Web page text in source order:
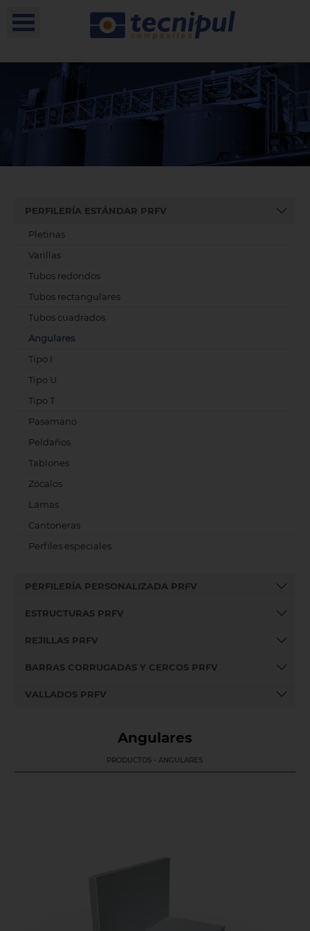
PERFILERÍA ESTÁNDAR PRFV
Pletinas
Varillas
Tubos redondos
Tubos rectangulares
Tubos cuadrados
Angulares
Tipo I
Tipo U
Tipo T
Pasamano
Peldaños
Tablones
Zócalos
Lamas
Cantoneras
Perfiles especiales
PERFILERÍA PERSONALIZADA PRFV
ESTRUCTURAS PRFV
REJILLAS PRFV
BARRAS CORRUGADAS Y CERCOS PRFV
VALLADOS PRFV
Angulares
PRODUCTOS - ANGULARES